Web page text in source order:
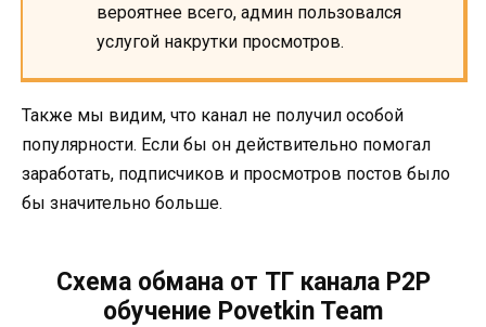
вероятнее всего, админ пользовался
услугой накрутки просмотров.
Также мы видим, что канал не получил особой
популярности. Если бы он действительно помогал
заработать, подписчиков и просмотров постов было
бы значительно больше.
Схема обмана от ТГ канала P2P
обучение Povetkin Team